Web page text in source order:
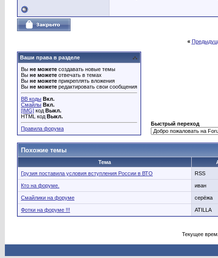
«
Ваши права в разделе
Вы не можете создавать новые темы
Вы не можете отвечать в темах
Вы не можете прикреплять вложения
Вы не можете редактировать свои сообщения
BB коды Вкл.
Смайлы Вкл.
[IMG] код Выкл.
HTML код Выкл.
Правила форума
Быстрый переход
Похожие темы
Тема
Грузия поставила условия вступления России в ВТО
RSS
Кто на форуме. иван
Смайлики на форуме серёжа
Фотки на форуме !!! ATILLA
Текущее